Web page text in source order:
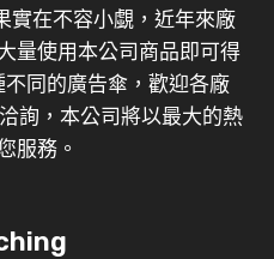
實在不容小覷，近年來廠
量使用本公司商品即可得
同的廣告傘，歡迎各廠
詢，本公司將以最大的熱
服務。